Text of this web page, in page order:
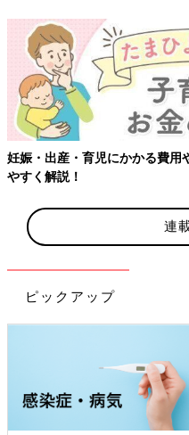
【ワクチン接種できるものも
連
ピックアップ